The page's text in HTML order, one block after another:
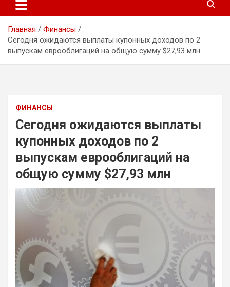
Главная
Финансы
Сегодня ожидаются выплаты купонных доходов по 2
выпускам еврооблигаций на общую сумму $27,93 млн
ФИНАНСЫ
Сегодня ожидаются выплаты
купонных доходов по 2
выпускам еврооблигаций на
общую сумму $27,93 млн